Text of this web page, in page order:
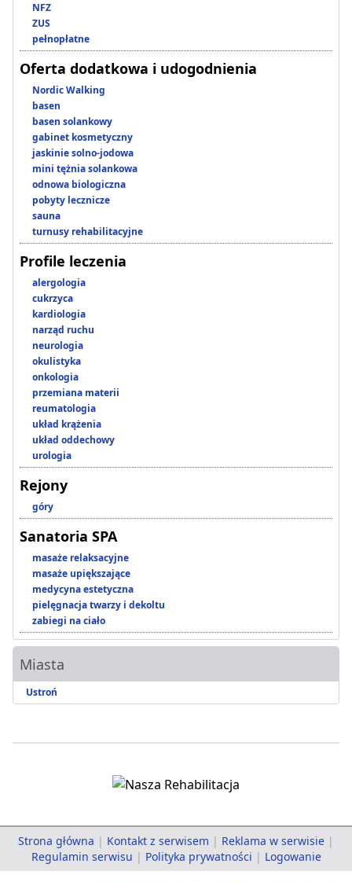
NFZ
ZUS
pełnopłatne
Oferta dodatkowa i udogodnienia
Nordic Walking
basen
basen solankowy
gabinet kosmetyczny
jaskinie solno-jodowa
mini tężnia solankowa
odnowa biologiczna
pobyty lecznicze
sauna
turnusy rehabilitacyjne
Profile leczenia
alergologia
cukrzyca
kardiologia
narząd ruchu
neurologia
okulistyka
onkologia
przemiana materii
reumatologia
układ krążenia
układ oddechowy
urologia
Rejony
góry
Sanatoria SPA
masaże relaksacyjne
masaże upiększające
medycyna estetyczna
pielęgnacja twarzy i dekoltu
zabiegi na ciało
Miasta
Ustroń
Strona główna | Kontakt z serwisem | Reklama w serwisie |
Regulamin serwisu | Polityka prywatności | Logowanie